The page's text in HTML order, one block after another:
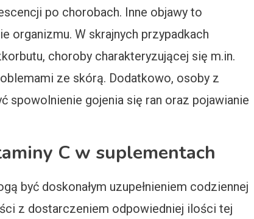
po chorobach. Inne objawy to
organizmu. W skrajnych przypadkach
choroby charakteryzującej się m.in.
ze skórą. Dodatkowo, osoby z
spowolnienie gojenia się ran oraz pojawianie
C w suplementach
być doskonałym uzupełnieniem codziennej
z dostarczeniem odpowiedniej ilości tej